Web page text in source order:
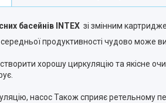
басейнів INTEX зі змінним
продуктивності чудово
хорошу циркуляцію та якісне
насос Також сприяє ретельному